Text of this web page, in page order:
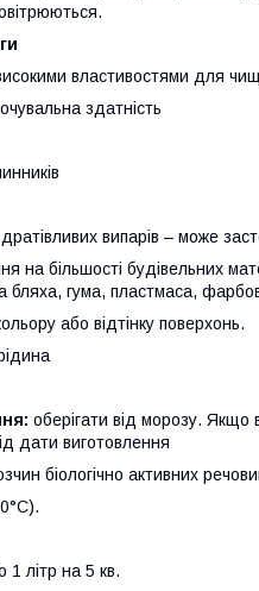
властивостями для
здатність
випарів – може
на більшості будівельних
бляха, гума, пластмаса,
або відтінку поверхонь.
оберігати від морозу. Якщо
дати виготовлення
біологічно активних
1 літр на 5 кв.